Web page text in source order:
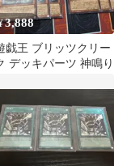
3,888
戯王 ブリッツクリー
デッキパーツ 神鳴り